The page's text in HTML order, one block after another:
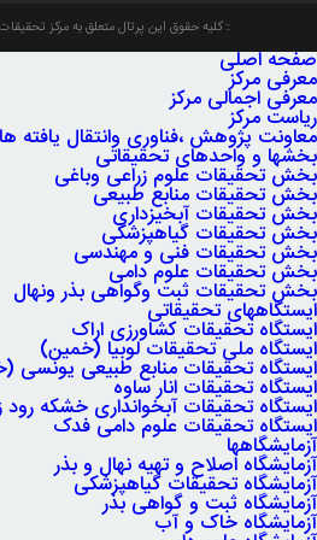
کلیه حقوق این پرتال متعلق به مرکز
صفحه اصلی
معرفی مرکز
معرفی اجمالی مرکز
ریاست مرکز
معاونت پژوهش ،فناوری وانتقال یافته ها
بخشها و واحدهای تحقیقاتی
بخش تحقیقات علوم زراعی وباغی
بخش تحقیقات منابع طبیعی
بخش تحقیقات آبخیزداری
بخش تحقیقات گیاهپزشکی
بخش تحقیقات فنی و مهندسی
بخش تحقیقات علوم دامی
بخش تحقیقات ثبت وگواهی بذر ونهال
ایستگاههای تحقیقاتی
ایستگاه تحقیقات کشاورزی اراک
ایستگاه ملی تحقیقات لوبیا (خمین)
ایستگاه تحقیقات منابع طبیعی یونسی
ایستگاه تحقیقات انار ساوه
ایستگاه تحقیقات آبخوانداری خشکه رود
ایستگاه تحقیقات علوم دامی فدک
آزمایشگاهها
آزمایشگاه اصلاح و تهیه نهال و بذر
آزمایشگاه تحقیقات گیاهپزشکی
آزمایشگاه ثبت و گواهی بذر
آزمایشگاه خاک و آب